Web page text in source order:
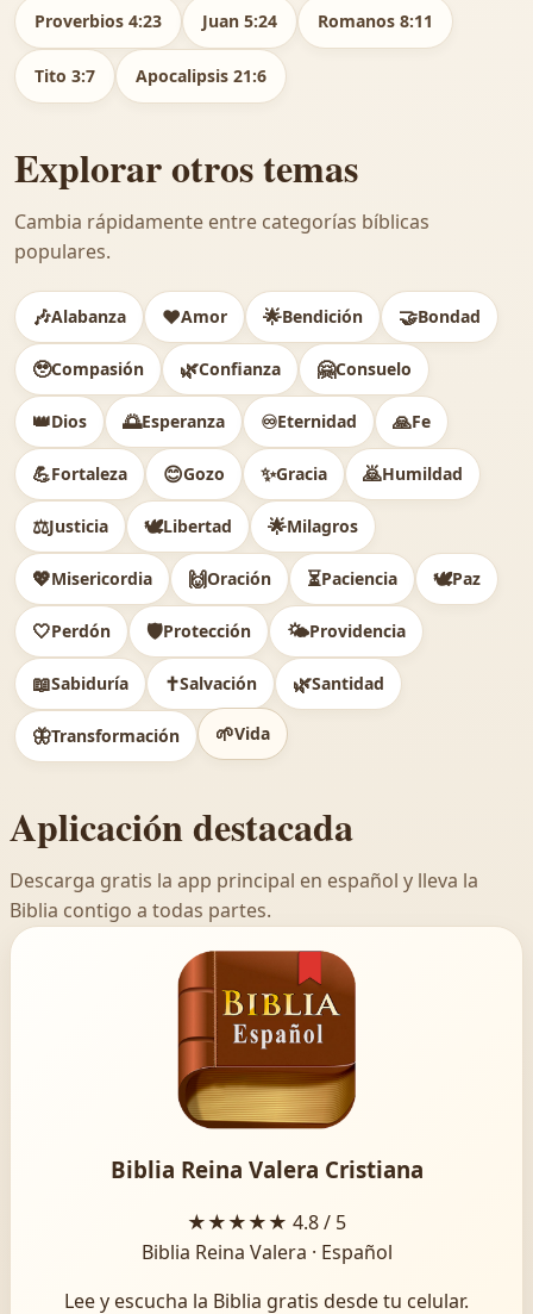
Proverbios 4:23 Juan 5:24 Romanos 8:11
Tito 3:7 Apocalipsis 21:6
Explorar otros temas
Cambia rápidamente entre categorías bíblicas
populares.
🎶Alabanza ❤️Amor 🌟Bendición 🤝Bondad
🥹Compasión 🌿Confianza 🤗Consuelo
👑Dios 🌅Esperanza ♾️Eternidad 🙏Fe
💪Fortaleza 😊Gozo ✨Gracia 🙇Humildad
⚖️Justicia 🕊Libertad 🌟Milagros
💖Misericordia 🙌Oración ⏳Paciencia 🕊️Paz
🤍Perdón 🛡️Protección 🌤️Providencia
📖Sabiduría ✝️Salvación 🌿Santidad
🦋Transformación 🌱Vida
Aplicación destacada
Descarga gratis la app principal en español y lleva la
Biblia contigo a todas partes.
Biblia Reina Valera Cristiana
★★★★★ 4.8 / 5
Biblia Reina Valera · Español
Lee y escucha la Biblia gratis desde tu celular.